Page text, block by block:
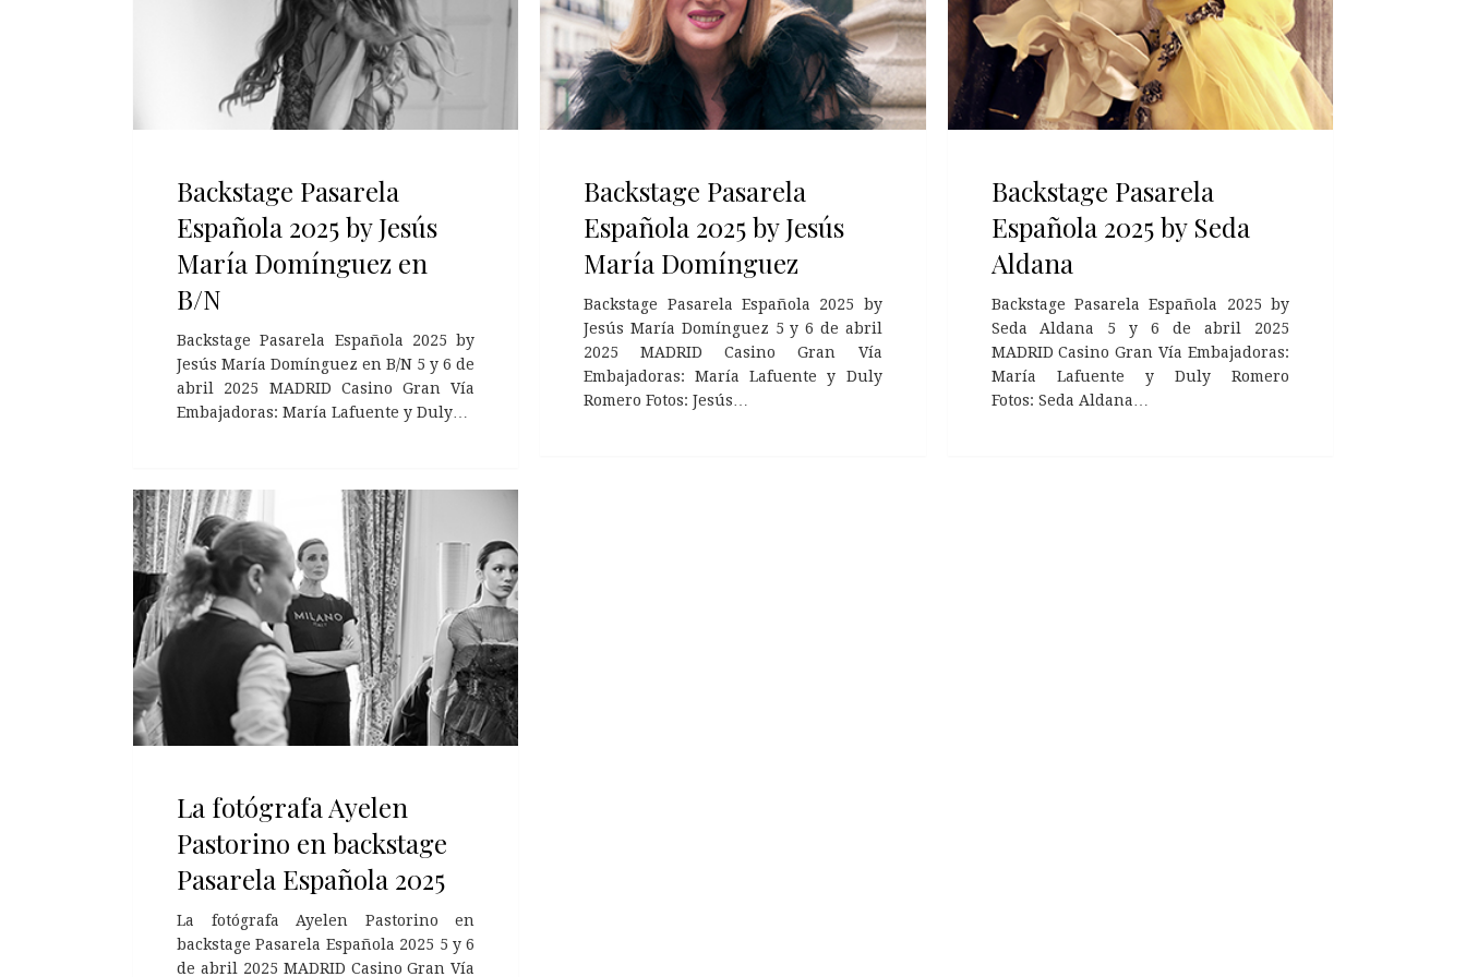
Backstage Pasarela
Española 2025 by Jesús
María Domínguez en
B/N
Backstage Pasarela Española 2025 by
Jesús María Domínguez en B/N 5 y 6 de
abril 2025 MADRID Casino Gran Vía
Embajadoras: María Lafuente y Duly…
Backstage Pasarela
Española 2025 by Jesús
María Domínguez
Backstage Pasarela Española 2025 by
Jesús María Domínguez 5 y 6 de abril
2025 MADRID Casino Gran Vía
Embajadoras: María Lafuente y Duly
Romero Fotos: Jesús…
Backstage Pasarela
Española 2025 by Seda
Aldana
Backstage Pasarela Española 2025 by
Seda Aldana 5 y 6 de abril 2025
MADRID Casino Gran Vía Embajadoras:
María Lafuente y Duly Romero
Fotos: Seda Aldana…
La fotógrafa Ayelen
Pastorino en backstage
Pasarela Española 2025
La fotógrafa Ayelen Pastorino en
backstage Pasarela Española 2025 5 y 6
de abril 2025 MADRID Casino Gran Vía